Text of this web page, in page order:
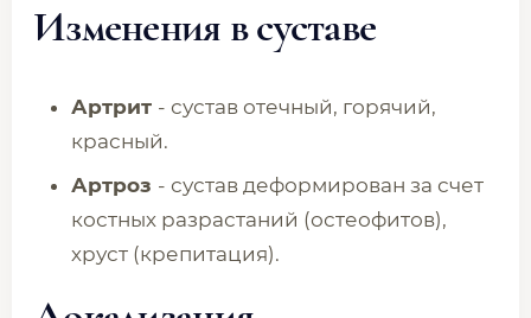
Изменения в суставе
Артрит - сустав отечный, горячий,
красный.
Артроз - сустав деформирован за счет
костных разрастаний (остеофитов),
хруст (крепитация).